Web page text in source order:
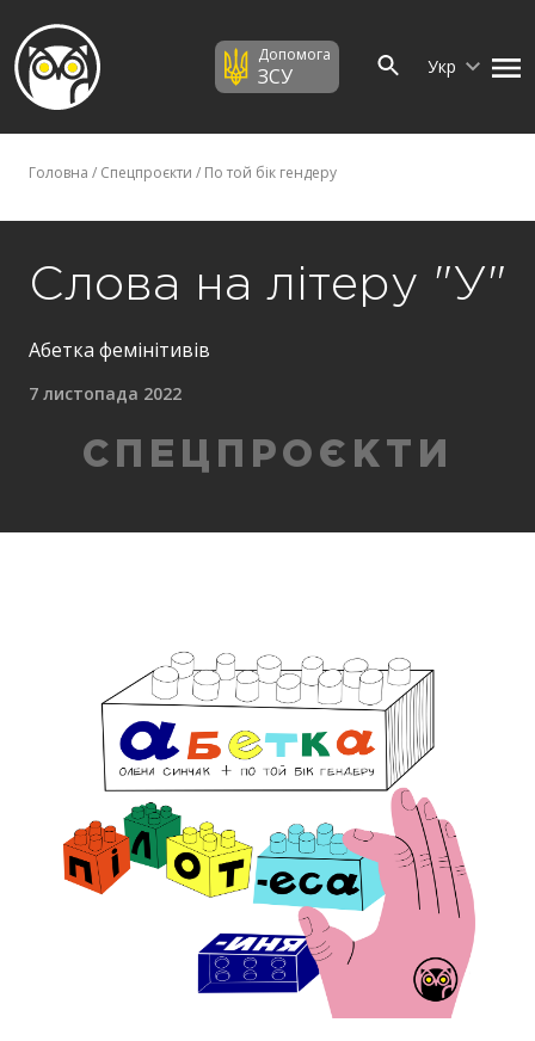
Допомога
ЗСУ Укр
Головна / Спецпроєкти / По той бік гендеру
Слова на літеру "У"
Абетка фемінітивів
7 листопада 2022
СПЕЦПРОЄКТИ